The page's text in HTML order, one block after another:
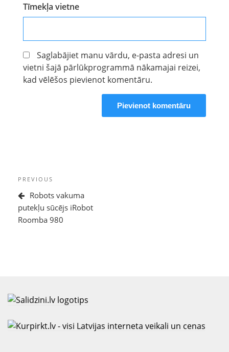
Tīmekļa vietne
Saglabājiet manu vārdu, e-pasta adresi un
vietni šajā pārlūkprogrammā nākamajai reizei,
kad vēlēšos pievienot komentāru.
Ziņu
izvēlne
Previous
Post
PREVIOUS
Robots vakuma
putekļu sūcējs iRobot
Roomba 980